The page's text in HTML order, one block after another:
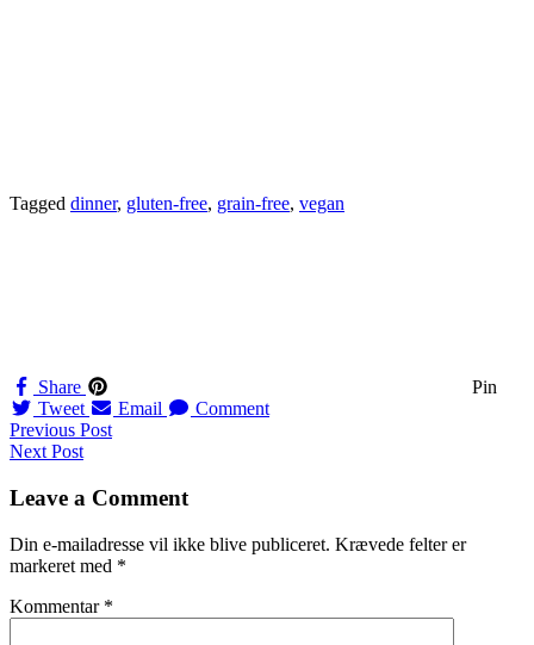
Tagged dinner, gluten-free, grain-free, vegan
Share
Pin
Tweet
Email Comment
Navigation
til
indlæg
Previous Post
Next Post
Leave a Comment
Din e-mailadresse vil ikke blive publiceret. Krævede felter er
markeret med *
Kommentar *